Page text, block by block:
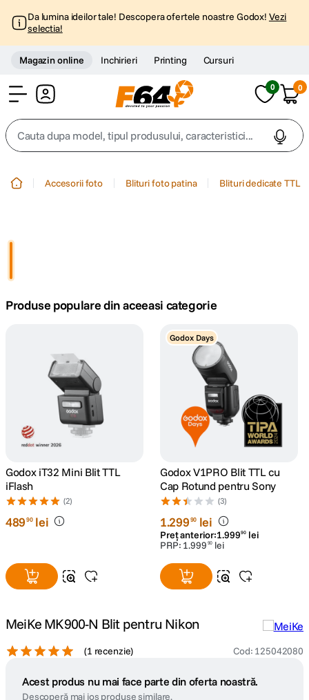
Da lumina ideilor tale! Descopera ofertele noastre Godox! Vezi
selectia!
Magazin online Inchirieri Printing Cursuri
0 0
Cauta dupa model, tipul produsului, caracteristici...
4. peak design
lavaliera
card memorie
8 dji mic mini
9 dji osmo
10 . insta 360
Accesorii foto Blituri foto patina Blituri dedicate TTL
Produse populare din aceeasi categorie
Godox iT32 Mini Blit TTL
iFlash
(2)
48990 lei
Godox Days
Godox V1PRO Blit TTL cu
Cap Rotund pentru Sony
(3)
1.29990 lei
Preț anterior:1.99990 lei
PRP: 1.999 90 lei
MeiKe MK900-N Blit pentru Nikon
(1 recenzie) Cod: 125042080
Acest produs nu mai face parte din oferta noastră.
Descoperă mai jos produse similare.